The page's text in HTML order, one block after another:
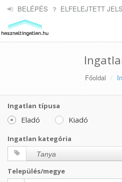
BELÉPÉS ELFELEJTETT
Főoldal
Ingatlan típusa
Eladó Kiadó
Ingatlan kategória
Tanya
Település/megye